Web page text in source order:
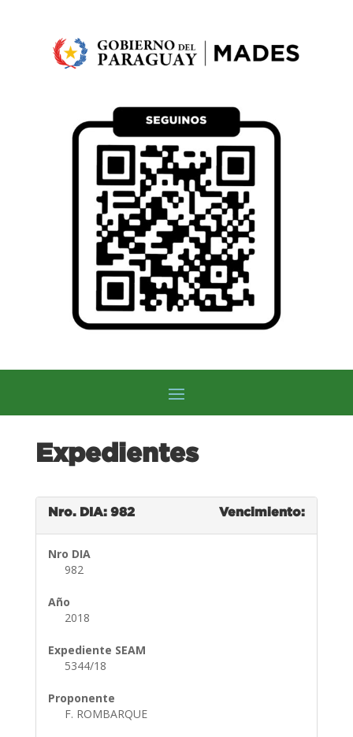
Expedientes
Nro. DIA: 982 Vencimiento:
Nro DIA
982
Año
2018
Expediente SEAM
5344/18
Proponente
F. ROMBARQUE